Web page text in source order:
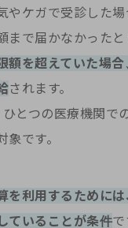
やケガで受診した
まで届かなかったと
額を超えていた場
されます。
とつの医療機関で
です。
を利用するために
ていることが条件で